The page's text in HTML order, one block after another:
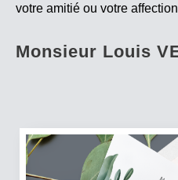
votre amitié ou votre
Monsieur Louis